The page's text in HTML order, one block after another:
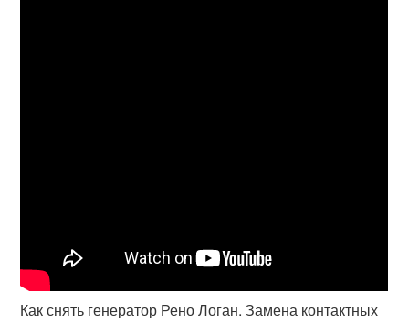
Как снять генератор Рено Логан. Замена контактных